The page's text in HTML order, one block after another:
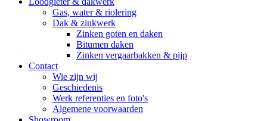
Gas, water & riolering
Dak & zinkwerk
Zinken goten en daken
Bitumen daken
Zinken vergaarbakken & pijp
Contact
Wie zijn wij
Geschiedenis
Werk referenties en foto's
Algemene voorwaarden